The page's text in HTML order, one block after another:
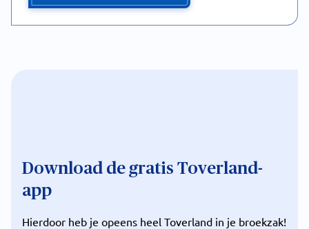
Download de gratis Toverland-
app
Hierdoor heb je opeens heel Toverland in je broekzak!